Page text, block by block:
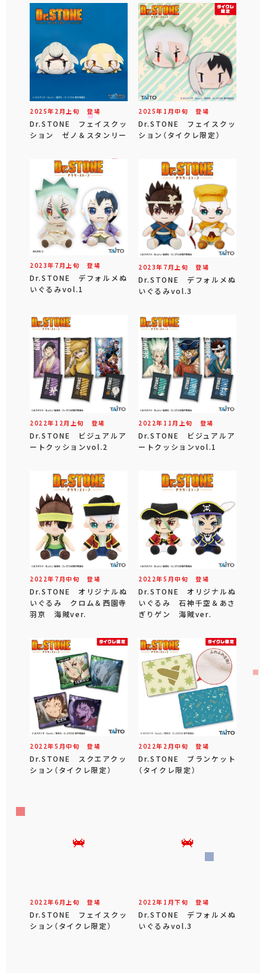
2025年 2 月 上旬 登場
Dr.STONE フェイスクッ
ション ゼノ＆スタンリー
2025年 1 月中旬 登場
Dr.STONE フェイスクッ
ション（タイクレ限定）
2023年 7月上旬 登場
Dr.STONE デフォルメぬ
いぐるみvol.1
2023年 7 月 上旬 登場
Dr.STONE デフォルメぬ
いぐるみvol.3
2022年 12 月 上旬 登場
Dr.STONE ビジュアルア
ートクッションvol.2
2022年 11 月 上旬 登場
Dr.STONE ビジュアルア
ートクッションvol.1
2022年 7 月中旬 登場
Dr.STONE オリジナルぬ
いぐるみ クロム＆西園寺
羽京 海賊ver.
2022年5 月中旬 登場
Dr.STONE オリジナルぬ
いぐるみ 石神千空＆あさ
ぎりゲン 海賊ver.
2022年5 月中旬 登場
Dr.STONE スクエアクッ
ション（タイクレ限定）
2022年 2 月中旬 登場
Dr.STONE ブランケット
（タイクレ限定）
2022年6 月 上旬 登場
Dr.STONE フェイスクッ
ション（タイクレ限定）
2022年 1 月下旬 登場
Dr.STONE デフォルメぬ
いぐるみvol.3